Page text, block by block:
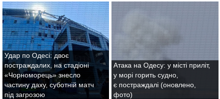
Удар по Одесі: двоє
постраждалих, на стадіоні
«Чорноморець» знесло
частину даху, суботній матч
під загрозою
Атака на Одесу: у місті приліт,
у морі горить судно,
є постраждалі (оновлено,
фото)